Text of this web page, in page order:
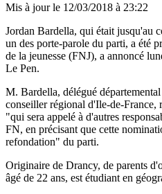
Mis à jour le 12/03/2018 à 23:22
Jordan Bardella, qui était jusqu'au
un des porte-parole du parti, a été
de la jeunesse (FNJ), a annoncé
Le Pen.
M. Bardella, délégué
conseiller régional d'Ile-de-France,
"qui sera appelé à d'autres
FN, en précisant que cette
refondation" du parti.
Originaire de Drancy, de parents
âgé de 22 ans, est étudiant en